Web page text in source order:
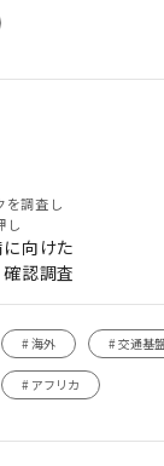
を調査し
し
向けた
認調査
# 海外 # 交通基
# アフリカ